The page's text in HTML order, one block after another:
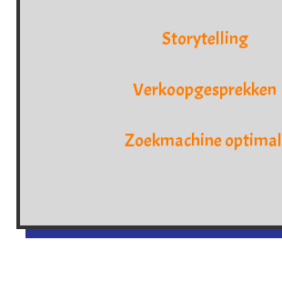
Storytelling
Verkoopgesprekken
Zoekmachine